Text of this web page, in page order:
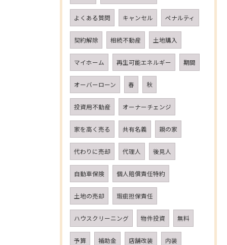
よくある質問 キャンセル ペナルティ
契約解除 相続不動産 土地購入
マイホーム 再生可能エネルギー 期間
オーバーローン 春 秋
投資用不動産 オーナーチェンジ
家を高く売る 共有名義 親の家
代わりに売却 代理人 後見人
自動車保険 個人賠償責任特約
土地の売却 瑕疵担保責任
ハウスクリーニング 物件投資 無料
予算 補助金 店舗改装 内装